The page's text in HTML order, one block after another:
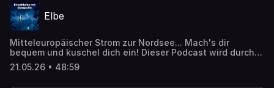
https://de.wikipedia.org/wiki/Antarktis Inhalte wurden
mithilfe künstlicher Intelligenz erstellt oder bearbeitet. CC
BY-SA 4.0 (https://creativecommons.org/licenses/by-
Elbe
Mitteleuropäischer Strom zur Nordsee... Mach's dir
bequem und kuschel dich ein! Dieser Podcast wird durch
Werbung finanziert. Weitere Podcasts, Infos und
Angebote unserer Werbepartner:
21.05.26 • 48:59